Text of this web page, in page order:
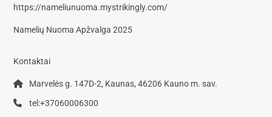
https://nameliunuoma.mystrikingly.com/
Namelių Nuoma Apžvalga 2025
Kontaktai
Marvelės g. 147D-2, Kaunas, 46206 Kauno m. sav.
tel:+37060006300